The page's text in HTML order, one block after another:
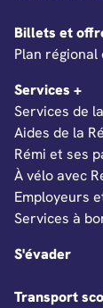
Billets et
Ouverture
Plan régional
Services +
Services de
Aides de la
Rémi et ses
À vélo avec
Employeurs
Services à
S'évader
Transport